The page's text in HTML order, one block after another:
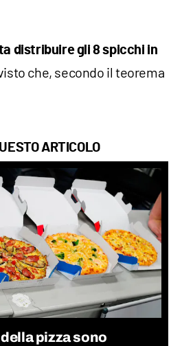
distribuire gli 8 spicchi in
che, secondo il teorema
ARTICOLO
pizza sono